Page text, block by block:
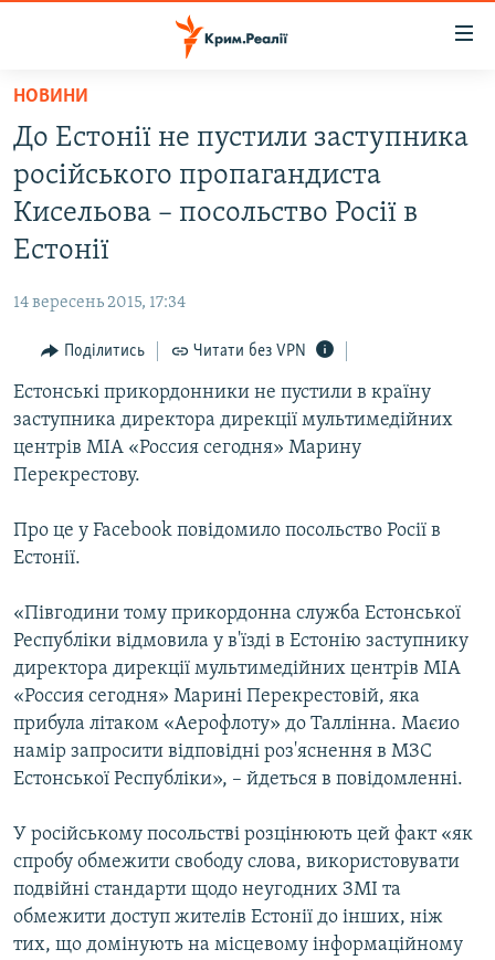
Перейти
основного
матеріалу
Перейти
до
основної
Перейти
пошуку
ВОДА.КРИМ
ВІДЕО ТА ФОТО
ПОЛІТИКА
ПОГЛЯД
ІНТЕРВ'Ю
ВСЕ ЗА ДЕНЬ
СПЕЦПРОЕКТИ
ДЕПОРТАЦІЯ
СВІДЧЕННЯ ОКУПАЦІЇ
ІНФОГРАФІКА
ЯК ОБІЙТИ БЛОКУВАННЯ
Русский
ДОЛУЧАЙСЯ!
Усі сайти RFE/RL
НОВИНИ
До Естонії не пустили заступника
російського пропагандиста
Кисельова – посольство Росії в
Естонії
14 вересень 2015, 17:34
Поділитись Читати без VPN
Естонські прикордонники не пустили в країну
заступника директора дирекції мультимедійних
центрів МІА «Россия сегодня» Марину
Перекрестову.
Про це у Facebook повідомило посольство Росії в
Естонії.
«Півгодини тому прикордонна служба Естонської
Республіки відмовила у в'їзді в Естонію заступнику
директора дирекції мультимедійних центрів МІА
«Россия сегодня» Марині Перекрестовій, яка
прибула літаком «Аерофлоту» до Таллінна. Маєио
намір запросити відповідні роз'яснення в МЗС
Естонської Республіки», – йдеться в повідомленні.
У російському посольстві розцінюють цей факт «як
спробу обмежити свободу слова, використовувати
подвійні стандарти щодо неугодних ЗМІ та
обмежити доступ жителів Естонії до інших, ніж
тих, що домінують на місцевому інформаційному